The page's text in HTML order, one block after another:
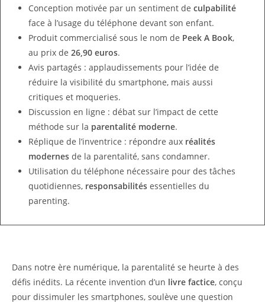
Conception motivée par un sentiment de culpabilité
face à l’usage du téléphone devant son enfant.
Produit commercialisé sous le nom de Peek A Book,
au prix de 26,90 euros.
Avis partagés : applaudissements pour l’idée de
réduire la visibilité du smartphone, mais aussi
critiques et moqueries.
Discussion en ligne : débat sur l’impact de cette
méthode sur la parentalité moderne.
Réplique de l’inventrice : répondre aux réalités
modernes de la parentalité, sans condamner.
Utilisation du téléphone nécessaire pour des tâches
quotidiennes, responsabilités essentielles du
parenting.
Dans notre ère numérique, la parentalité se heurte à des
défis inédits. La récente invention d’un livre factice, conçu
pour dissimuler les smartphones, soulève une question